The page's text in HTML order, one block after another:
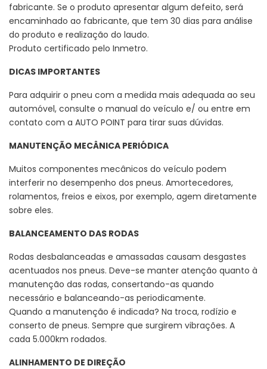
fabricante. Se o produto apresentar algum defeito, será
encaminhado ao fabricante, que tem 30 dias para análise
do produto e realização do laudo.
Produto certificado pelo Inmetro.
DICAS IMPORTANTES
Para adquirir o pneu com a medida mais adequada ao seu
automóvel, consulte o manual do veículo e/ ou entre em
contato com a AUTO POINT para tirar suas dúvidas.
MANUTENÇÃO MECÂNICA PERIÓDICA
Muitos componentes mecânicos do veículo podem
interferir no desempenho dos pneus. Amortecedores,
rolamentos, freios e eixos, por exemplo, agem diretamente
sobre eles.
BALANCEAMENTO DAS RODAS
Rodas desbalanceadas e amassadas causam desgastes
acentuados nos pneus. Deve-se manter atenção quanto à
manutenção das rodas, consertando-as quando
necessário e balanceando-as periodicamente.
Quando a manutenção é indicada? Na troca, rodízio e
conserto de pneus. Sempre que surgirem vibrações. A
cada 5.000km rodados.
ALINHAMENTO DE DIREÇÃO